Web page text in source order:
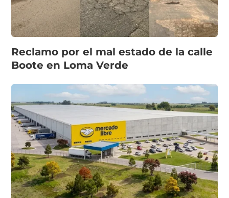
Reclamo por el mal estado de la calle
Boote en Loma Verde